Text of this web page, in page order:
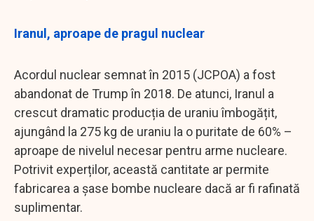
Iranul, aproape de pragul nuclear
Acordul nuclear semnat în 2015 (JCPOA) a fost
abandonat de Trump în 2018. De atunci, Iranul a
crescut dramatic producția de uraniu îmbogățit,
ajungând la 275 kg de uraniu la o puritate de 60% –
aproape de nivelul necesar pentru arme nucleare.
Potrivit experților, această cantitate ar permite
fabricarea a șase bombe nucleare dacă ar fi rafinată
suplimentar.